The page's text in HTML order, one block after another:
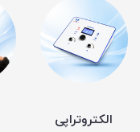
الکتروتراپی